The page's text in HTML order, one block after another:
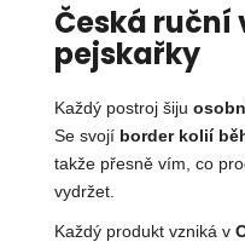
Česká ruční
pejskařky
Každý postroj šiju
Se svojí border kolií
takže přesně vím, co
vydržet.
Každý produkt vzniká v